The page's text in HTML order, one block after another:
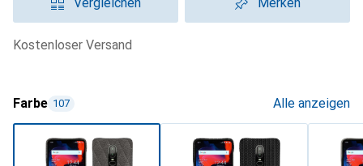
kostenloser Versand
Farbe 107 Alle anzeigen